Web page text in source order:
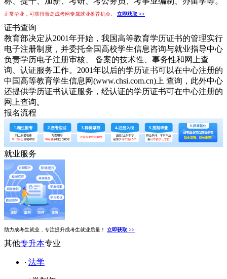
正常毕业，可获得青岛成考网专属就业推荐机会。 立即获取 >>
证书查询
教育部决定从2001年开始，我国高等教育学历证书的管理实行
电子注册制度，并委托全国高校学生信息咨询与就业指导中心
负责学历电子注册审核、 备案的技术性、事务性和网上查
询、认证服务工作。2001年以后的学历证书可以在中心注册的
中国高等教育学生信息网(www.chsi.com.cn)上 查询，此外中心
还提供学历证书认证服务，经认证的学历证书可在中心注册的
网上查询。
报名流程
就业服务
助力成考生就业，专注提升成考生就业质量！ 立即获取 >>
其他专升本专业
· 法学